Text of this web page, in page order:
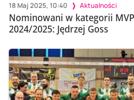
18 Maj 2025, 10:40 Aktualności
Nominowani w kategorii MVP
2024/2025: Jędrzej Goss